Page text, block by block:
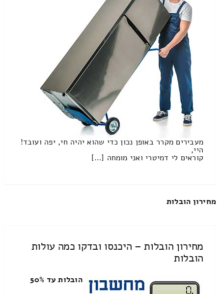
מעבירים מקרר באופן נכון כדי שהוא יהיה חי, יפה ועובד!
היי,
קוראים לי דמיטרי ואני מומחה […]
מחירון הובלות
מחירון הובלות – היכנסו ובדקו כמה עולות
הובלות
הובלות עד 50%